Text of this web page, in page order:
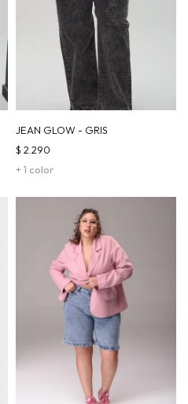
JEAN GLOW - GRIS
+ 1 color
$ 2.290